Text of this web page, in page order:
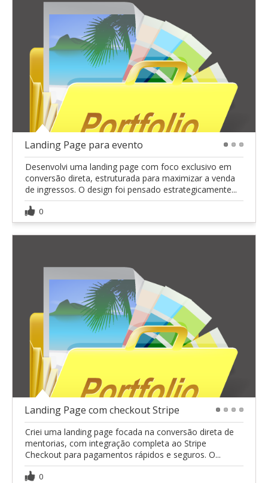
Landing Page para evento
Desenvolvi uma landing page com foco exclusivo em
conversão direta, estruturada para maximizar a venda
de ingressos. O design foi pensado estrategicamente...
0
Landing Page com checkout Stripe
Criei uma landing page focada na conversão direta de
mentorias, com integração completa ao Stripe
Checkout para pagamentos rápidos e seguros. O...
0